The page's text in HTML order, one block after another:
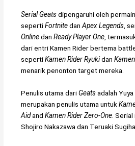
Serial Geatsdipengaruhi oleh
sepertiFortnitedanApex Legends ,
OnlinedanReady Player One ,
dari entri Kamen Rider bertema
sepertiKamen Rider Ryukidan
menarik penonton target mereka.
Penulis utama dariGeatsadalah
merupakan penulis utama untuk
AidandKamen Rider Zero-One .
Shojiro Nakazawa dan Teruaki